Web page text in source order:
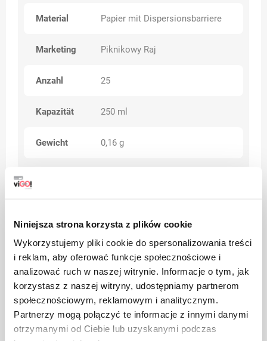
Niniejsza strona korzysta z plików cookie
Wykorzystujemy pliki cookie do spersonalizowania treści
i reklam, aby oferować funkcje społecznościowe i
analizować ruch w naszej witrynie. Informacje o tym, jak
korzystasz z naszej witryny, udostępniamy partnerom
społecznościowym, reklamowym i analitycznym.
Partnerzy mogą połączyć te informacje z innymi danymi
otrzymanymi od Ciebie lub uzyskanymi podczas
Material Papier mit Dispersionsbarriere
Marketing Piknikowy Raj
Anzahl 25
Kapazität 250 ml
Gewicht 0,16 g
Warnungen